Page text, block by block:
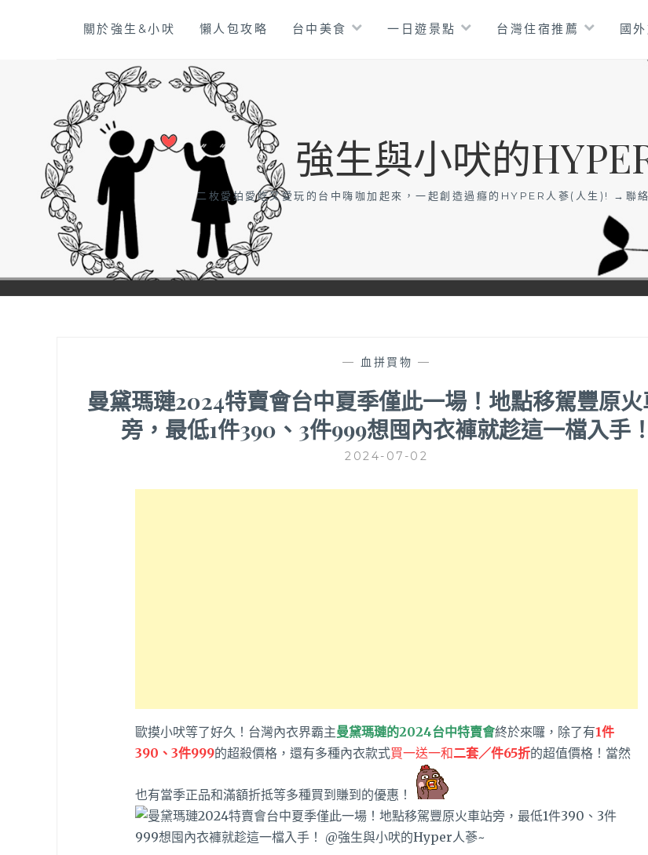
關於強生&小吠 懶人包攻略 台中美食 一日遊景點 台灣住宿推薦 國
強生與小吠的
二枚愛拍愛吃又愛玩的台中嗨咖加起來，一起創造過癮的HYPER人蔘(人生)! →聯絡
— 血拼買物 —
曼黛瑪璉2024特賣會台中夏季僅此一場！地點移駕豐原
旁，最低1件390、3件999想囤內衣褲就趁這一檔入手！
2024-07-02
歐摸小吠等了好久！台灣內衣界霸主曼黛瑪璉的2024台中特賣會終於來囉，除了有1件
390、3件999的超殺價格，還有多種內衣款式買一送一和二套／件65折的超值價格！當然
也有當季正品和滿額折抵等多種買到賺到的優惠！